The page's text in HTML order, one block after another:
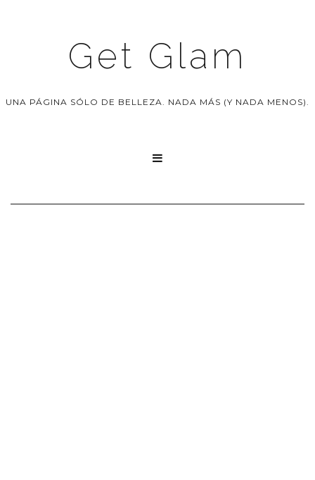
Get Glam
UNA PÁGINA SÓLO DE BELLEZA. NADA MÁS (Y NADA MENOS).
